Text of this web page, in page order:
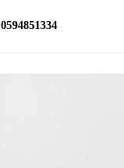
0594851334